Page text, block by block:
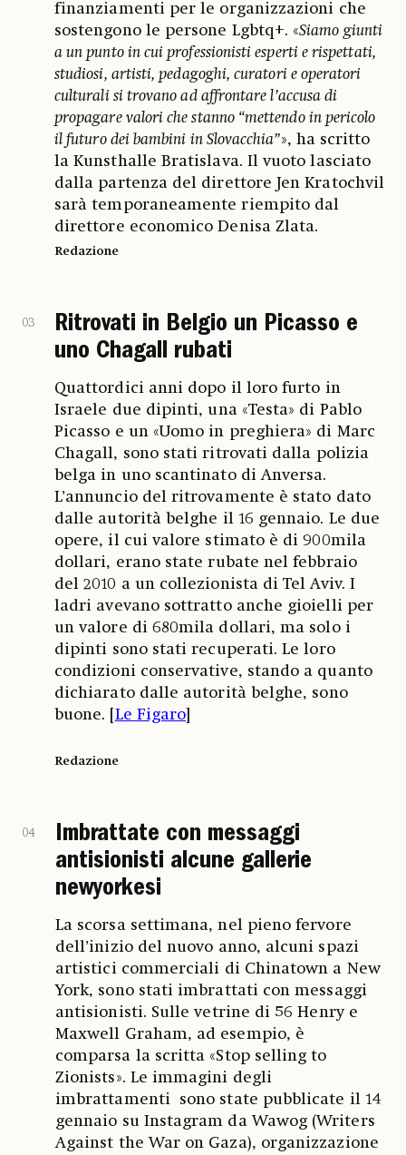
finanziamenti per le organizzazioni che
sostengono le persone Lgbtq+. «Siamo giunti
a un punto in cui professionisti esperti e rispettati,
studiosi, artisti, pedagoghi, curatori e operatori
culturali si trovano ad affrontare l’accusa di
propagare valori che stanno “mettendo in pericolo
il futuro dei bambini in Slovacchia”», ha scritto
la Kunsthalle Bratislava. Il vuoto lasciato
dalla partenza del direttore Jen Kratochvil
sarà temporaneamente riempito dal
direttore economico Denisa Zlata.
Redazione
03
Ritrovati in Belgio un Picasso e
uno Chagall rubati
Quattordici anni dopo il loro furto in
Israele due dipinti, una «Testa» di Pablo
Picasso e un «Uomo in preghiera» di Marc
Chagall, sono stati ritrovati dalla polizia
belga in uno scantinato di Anversa.
L’annuncio del ritrovamente è stato dato
dalle autorità belghe il 16 gennaio. Le due
opere, il cui valore stimato è di 900mila
dollari, erano state rubate nel febbraio
del 2010 a un collezionista di Tel Aviv. I
ladri avevano sottratto anche gioielli per
un valore di 680mila dollari, ma solo i
dipinti sono stati recuperati. Le loro
condizioni conservative, stando a quanto
dichiarato dalle autorità belghe, sono
buone. [ Le Figaro
Redazione
04
Imbrattate con messaggi
antisionisti alcune gallerie
newyorkesi
La scorsa settimana, nel pieno fervore
dell’inizio del nuovo anno, alcuni spazi
artistici commerciali di Chinatown a New
York, sono stati imbrattati con messaggi
antisionisti. Sulle vetrine di 56 Henry e
Maxwell Graham, ad esempio, è
comparsa la scritta «Stop selling to
Zionists». Le immagini degli
imbrattamenti sono state pubblicate il 14
gennaio su Instagram da Wawog (Writers
Against the War on Gaza), organizzazione